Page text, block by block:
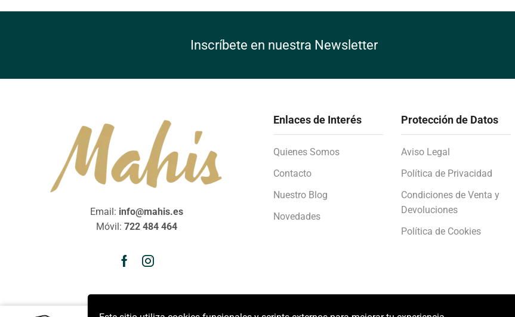
Inscríbete en nuestra Newsletter
Email: info@mahis.es
Móvil: 722 484 464
Enlaces de Interés
Quienes Somos
Contacto
Nuestro Blog
Novedades
Protección de Datos
Aviso Legal
Política de Privacidad
Condiciones de Venta y
Devoluciones
Política de Cookies